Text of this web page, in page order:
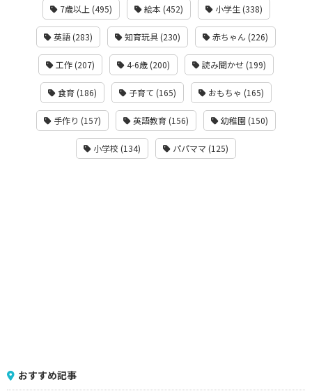
7歳以上 (495) 絵本 (452) 小学生 (338)
英語 (283) 知育玩具 (230) 赤ちゃん (226)
工作 (207) 4-6歳 (200) 読み聞かせ (199)
食育 (186) 子育て (165) おもちゃ (165)
手作り (157) 英語教育 (156) 幼稚園 (150)
小学校 (134) パパママ (125)
おすすめ記事